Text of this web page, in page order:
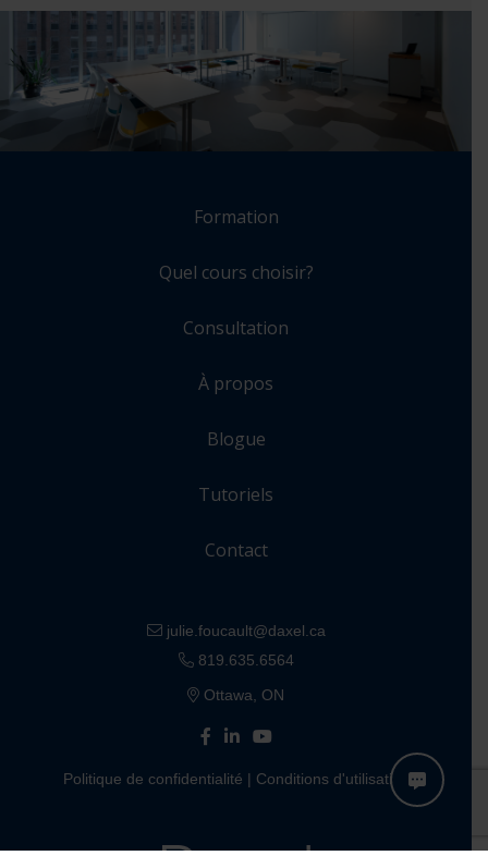
Formation
Quel cours choisir?
Consultation
À propos
Blogue
Tutoriels
Contact
julie.foucault@daxel.ca
819.635.6564
Ottawa, ON
Politique de confidentialité | Conditions d'utilisation